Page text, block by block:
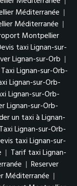
Méditerranée |
Méditerranée |
Montpellier
taxi Lignan-sur-
Lignan-sur-Orb |
Taxi Lignan-sur-Orb-
Lignan-sur-Orb-
Lignan-sur-Orb-
Lignan-sur-Orb-
un taxi à Lignan-
Taxi Lignan-sur-Orb-
taxi Lignan-sur-
| Tarif taxi Lignan-
| Reserver
Méditerranée |